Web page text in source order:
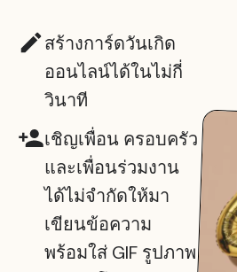
สร้างการ์ดวันเกิด
ออนไลน์ได้ในไม่กี่
วินาที
เชิญเพื่อน ครอบครัว
และเพื่อนร่วมงาน
ได้ไม่จำกัดให้มา
เขียนข้อความ
พร้อมใส่ GIF รูปภาพ